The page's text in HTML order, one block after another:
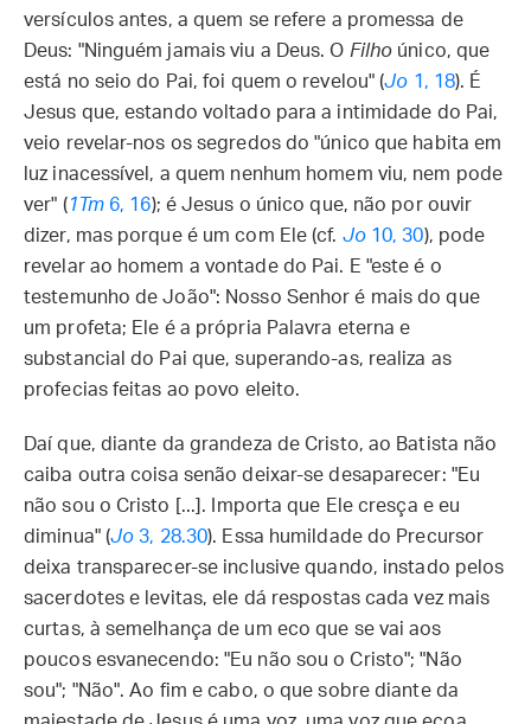
versículos antes, a quem se refere a promessa de
Deus: "Ninguém jamais viu a Deus. O Filho único, que
está no seio do Pai, foi quem o revelou" (Jo 1, 18). É
Jesus que, estando voltado para a intimidade do Pai,
veio revelar-nos os segredos do "único que habita em
luz inacessível, a quem nenhum homem viu, nem pode
ver" (1Tm6, 16); é Jesus o único que, não por ouvir
dizer, mas porque é um com Ele (cf. Jo10, 30), pode
revelar ao homem a vontade do Pai. E "este é o
testemunho de João": Nosso Senhor é mais do que
um profeta; Ele é a própria Palavra eterna e
substancial do Pai que, superando-as, realiza as
profecias feitas ao povo eleito.
Daí que, diante da grandeza de Cristo, ao Batista não
caiba outra coisa senão deixar-se desaparecer: "Eu
não sou o Cristo [...]. Importa que Ele cresça e eu
diminua" (Jo 3, 28.30). Essa humildade do Precursor
deixa transparecer-se inclusive quando, instado pelos
sacerdotes e levitas, ele dá respostas cada vez mais
curtas, à semelhança de um eco que se vai aos
poucos esvanecendo: "Eu não sou o Cristo"; "Não
sou"; "Não". Ao fim e cabo, o que sobre diante da